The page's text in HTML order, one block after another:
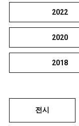
2022
2020
2018
전시